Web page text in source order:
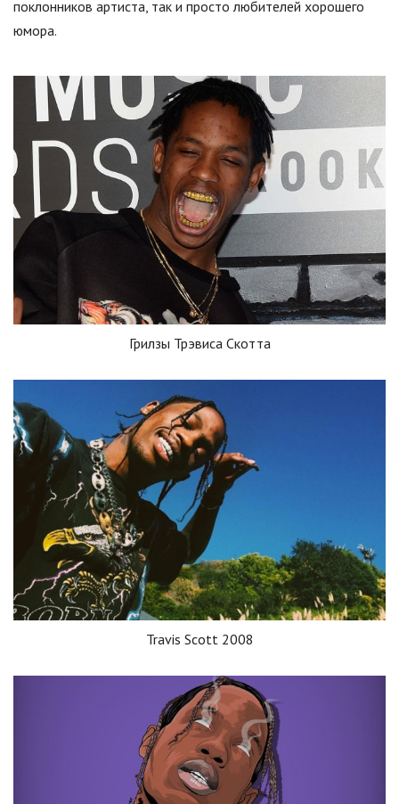
поклонников артиста, так и просто любителей хорошего
юмора.
Грилзы Трэвиса Скотта
Travis Scott 2008